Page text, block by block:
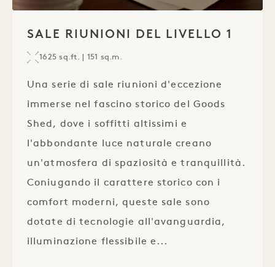
SALE RIUNIONI DEL LIVELLO 1
1625 sq.ft. | 151 sq.m.
Una serie di sale riunioni d'eccezione
immerse nel fascino storico del Goods
Shed, dove i soffitti altissimi e
l'abbondante luce naturale creano
un'atmosfera di spaziosità e tranquillità.
Coniugando il carattere storico con i
comfort moderni, queste sale sono
dotate di tecnologie all'avanguardia,
illuminazione flessibile e...